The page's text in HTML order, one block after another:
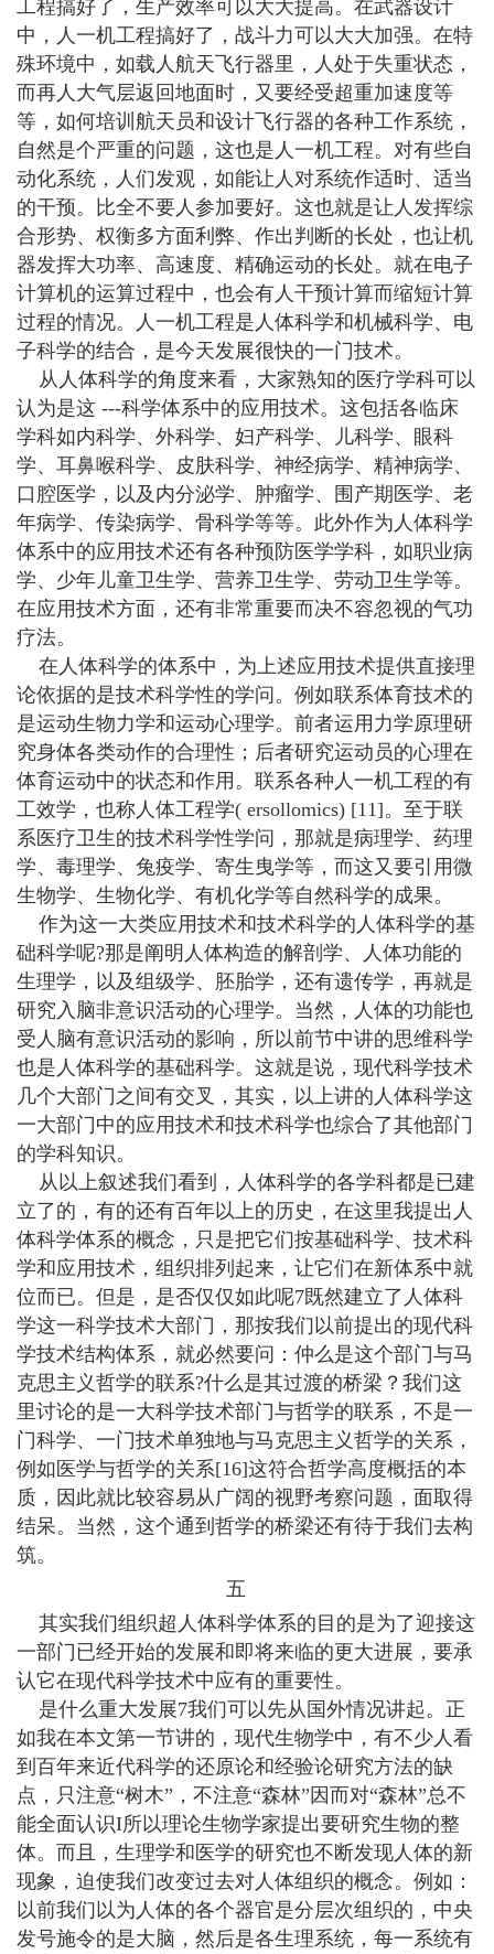
工程搞好了，生产效率可以大大提高。在武器设计
中，人一机工程搞好了，战斗力可以大大加强。在特
殊环境中，如载人航天飞行器里，人处于失重状态，
而再人大气层返回地面时，又要经受超重加速度等
等，如何培训航天员和设计飞行器的各种工作系统，
自然是个严重的问题，这也是人一机工程。对有些自
动化系统，人们发观，如能让人对系统作适时、适当
的干预。比全不要人参加要好。这也就是让人发挥综
合形势、权衡多方面利弊、作出判断的长处，也让机
器发挥大功率、高速度、精确运动的长处。就在电子
计算机的运算过程中，也会有人干预计算而缩短计算
过程的情况。人一机工程是人体科学和机械科学、电
子科学的结合，是今天发展很快的一门技术。
从人体科学的角度来看，大家熟知的医疗学科可以
认为是这 ---科学体系中的应用技术。这包括各临床
学科如内科学、外科学、妇产科学、儿科学、眼科
学、耳鼻喉科学、皮肤科学、神经病学、精神病学、
口腔医学，以及内分泌学、肿瘤学、围产期医学、老
年病学、传染病学、骨科学等等。此外作为人体科学
体系中的应用技术还有各种预防医学学科，如职业病
学、少年儿童卫生学、营养卫生学、劳动卫生学等。
在应用技术方面，还有非常重要而决不容忽视的气功
疗法。
在人体科学的体系中，为上述应用技术提供直接理
论依据的是技术科学性的学问。例如联系体育技术的
是运动生物力学和运动心理学。前者运用力学原理研
究身体各类动作的合理性；后者研究运动员的心理在
体育运动中的状态和作用。联系各种人一机工程的有
工效学，也称人体工程学( ersollomics) [11]。至于联
系医疗卫生的技术科学性学问，那就是病理学、药理
学、毒理学、兔疫学、寄生曳学等，而这又要引用微
生物学、生物化学、有机化学等自然科学的成果。
作为这一大类应用技术和技术科学的人体科学的基
础科学呢?那是阐明人体构造的解剖学、人体功能的
生理学，以及组级学、胚胎学，还有遗传学，再就是
研究入脑非意识活动的心理学。当然，人体的功能也
受人脑有意识活动的影响，所以前节中讲的思维科学
也是人体科学的基础科学。这就是说，现代科学技术
几个大部门之间有交叉，其实，以上讲的人体科学这
一大部门中的应用技术和技术科学也综合了其他部门
的学科知识。
从以上叙述我们看到，人体科学的各学科都是已建
立了的，有的还有百年以上的历史，在这里我提出人
体科学体系的概念，只是把它们按基础科学、技术科
学和应用技术，组织排列起来，让它们在新体系中就
位而已。但是，是否仅仅如此呢7既然建立了人体科
学这一科学技术大部门，那按我们以前提出的现代科
学技术结构体系，就必然要问：仲么是这个部门与马
克思主义哲学的联系?什么是其过渡的桥梁？我们这
里讨论的是一大科学技术部门与哲学的联系，不是一
门科学、一门技术单独地与马克思主义哲学的关系，
例如医学与哲学的关系[16]这符合哲学高度概括的本
质，因此就比较容易从广阔的视野考察问题，面取得
结呆。当然，这个通到哲学的桥梁还有待于我们去构
筑。
五
其实我们组织超人体科学体系的目的是为了迎接这
一部门已经开始的发展和即将来临的更大进展，要承
认它在现代科学技术中应有的重要性。
是什么重大发展7我们可以先从国外情况讲起。正
如我在本文第一节讲的，现代生物学中，有不少人看
到百年来近代科学的还原论和经验论研究方法的缺
点，只注意“树木”，不注意“森林”因而对“森林”总不
能全面认识I所以理论生物学家提出要研究生物的整
体。而且，生理学和医学的研究也不断发现人体的新
现象，迫使我们改变过去对人体组织的概念。例如：
以前我们以为人体的各个器官是分层次组织的，中央
发号施令的是大脑，然后是各生理系统，每一系统有